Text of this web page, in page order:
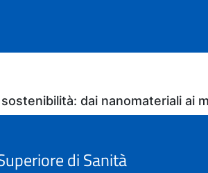
dai nanomateriali ai
di Sanità